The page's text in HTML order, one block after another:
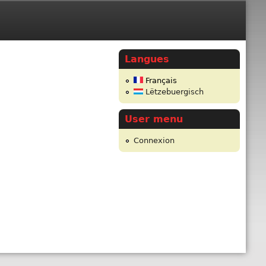
Langues
Français
Lëtzebuergisch
User menu
Connexion